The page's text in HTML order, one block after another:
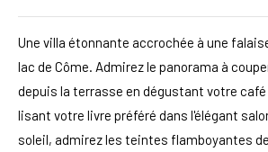
Une villa étonnante accrochée à une
lac de Côme. Admirez le panorama à
depuis la terrasse en dégustant votre
lisant votre livre préféré dans l'élégant
soleil, admirez les teintes flamboyantes